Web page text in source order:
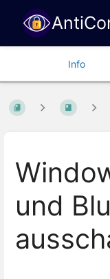
Info
und